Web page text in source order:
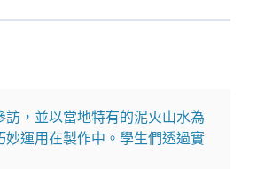
，並以當地特有的泥火山水為
運用在製作中。學生們透過實